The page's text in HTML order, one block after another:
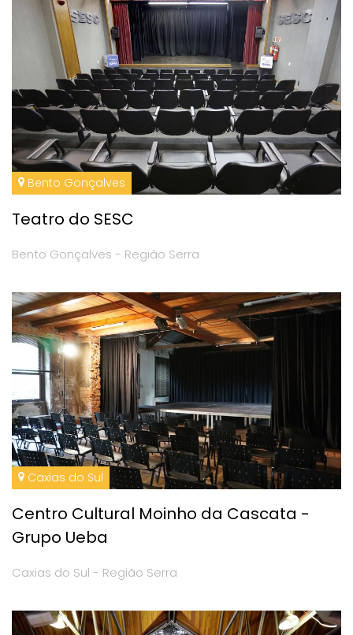
Bento Gonçalves
Teatro do SESC
Bento Gonçalves - Região Serra
Caxias do Sul
Centro Cultural Moinho da Cascata -
Grupo Ueba
Caxias do Sul - Região Serra